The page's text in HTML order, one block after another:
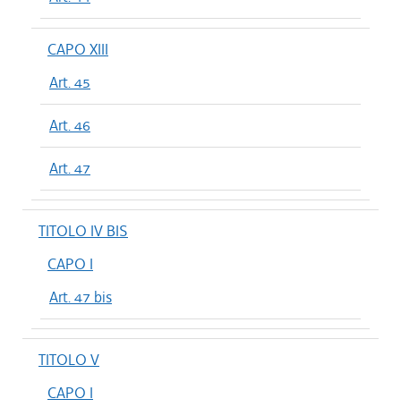
CAPO XIII
Art. 45
Art. 46
Art. 47
TITOLO IV BIS
CAPO I
Art. 47 bis
TITOLO V
CAPO I